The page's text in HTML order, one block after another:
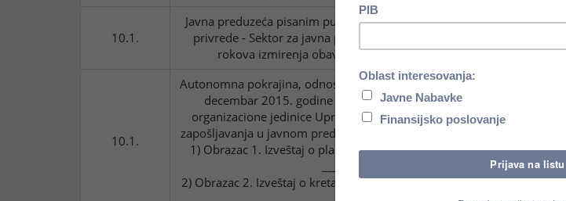
10.1.
Javna preduzeća pisanim putem obaveštavaju Ministarstvo finansija i
privrede - Sektor za javna preduzeća ukoliko nemaju prekoračenje
rokova izmirenja obaveza u komercijalnim transakcijama
10.1.
Autonomna pokrajina, odnosno jedinica lokalne samouprave za mesec
decembar 2015. godine dostavlja Ministarstvu finansija preko
organizacione jedinice Uprave za trezor Izveštaj o kretanju zarada i
zapošljavanja u javnom preduzeću i zavisnim društvima na obrascima:
1) Obrazac 1. Izveštaj o planiranim i isplaćenim zaradama za mesec
2) Obrazac 2. Izveštaj o kretanju broja zaposlenih za mesec ______ 20_.